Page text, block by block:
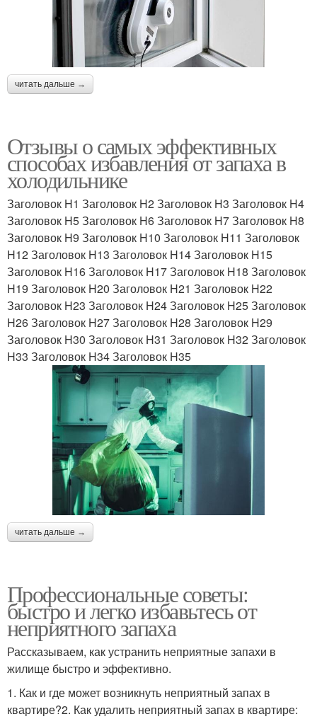
читать дальше →
Отзывы о самых эффективных
способах избавления от запаха в
холодильнике
Заголовок H1 Заголовок H2 Заголовок H3 Заголовок H4
Заголовок H5 Заголовок H6 Заголовок H7 Заголовок H8
Заголовок H9 Заголовок H10 Заголовок H11 Заголовок
H12 Заголовок H13 Заголовок H14 Заголовок H15
Заголовок H16 Заголовок H17 Заголовок H18 Заголовок
H19 Заголовок H20 Заголовок H21 Заголовок H22
Заголовок H23 Заголовок H24 Заголовок H25 Заголовок
H26 Заголовок H27 Заголовок H28 Заголовок H29
Заголовок H30 Заголовок H31 Заголовок H32 Заголовок
H33 Заголовок H34 Заголовок H35
читать дальше →
Профессиональные советы:
быстро и легко избавьтесь от
неприятного запаха
Рассказываем, как устранить неприятные запахи в
жилище быстро и эффективно.
1. Как и где может возникнуть неприятный запах в
квартире?2. Как удалить неприятный запах в квартире: